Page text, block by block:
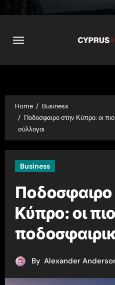
content
Home
Business
Ποδοσφαιρο στην Κύπρο: οι πιο
σύλλογοι
Business
Ποδοσφαιρο
Κύπρο: οι
By Alexander